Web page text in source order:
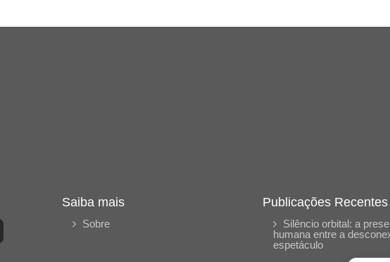
Saiba mais
Sobre
Publicações Recentes
Silêncio orbital: a
humana entre a
espetáculo